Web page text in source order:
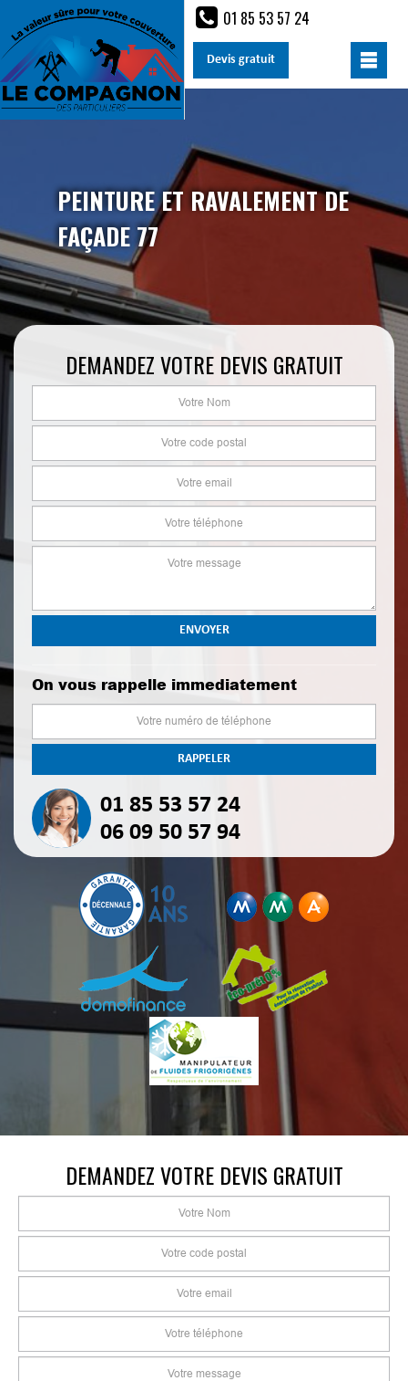
01 85 53 57 24
Devis gratuit
PEINTURE ET RAVALEMENT DE
FAÇADE 77
DEMANDEZ VOTRE DEVIS GRATUIT
On vous rappelle immediatement
01 85 53 57 24
06 09 50 57 94
DEMANDEZ VOTRE DEVIS GRATUIT